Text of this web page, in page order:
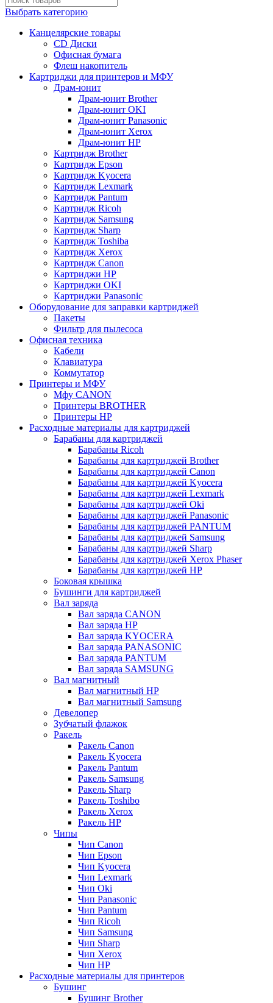
Выбрать категорию
Канцелярские товары
CD Диски
Офисная бумага
Флеш накопитель
Картриджи для принтеров и МФУ
Драм-юнит
Драм-юнит Brother
Драм-юнит OKI
Драм-юнит Panasonic
Драм-юнит Xerox
Драм-юнит НР
Картридж Brother
Картридж Epson
Картридж Kyocera
Картридж Lexmark
Картридж Pantum
Картридж Ricoh
Картридж Samsung
Картридж Sharp
Картридж Toshiba
Картридж Xerox
Картридж Сanon
Картриджи HP
Картриджи OKI
Картриджи Panasonic
Оборудование для заправки картриджей
Пакеты
Фильтр для пылесоса
Офисная техника
Кабели
Клавиатура
Коммутатор
Принтеры и МФУ
Мфу CANON
Принтеры BROTHER
Принтеры HP
Расходные материалы для картриджей
Барабаны для картриджей
Барабаны Ricoh
Барабаны для картриджей Brother
Барабаны для картриджей Canon
Барабаны для картриджей Kyocera
Барабаны для картриджей Lexmark
Барабаны для картриджей Oki
Барабаны для картриджей Panasonic
Барабаны для картриджей PANTUM
Барабаны для картриджей Samsung
Барабаны для картриджей Sharp
Барабаны для картриджей Xerox Phaser
Барабаны для картриджей НР
Боковая крышка
Бушинги для картриджей
Вал заряда
Вал заряда CANON
Вал заряда HP
Вал заряда KYOCERA
Вал заряда PANASONIC
Вал заряда PANTUM
Вал заряда SAMSUNG
Вал магнитный
Вал магнитный HP
Вал магнитный Samsung
Девелопер
Зубчатый флажок
Ракель
Ракель Canon
Ракель Kyocera
Ракель Pantum
Ракель Samsung
Ракель Sharp
Ракель Toshibo
Ракель Xerox
Ракель НР
Чипы
Чип Canon
Чип Epson
Чип Kyocera
Чип Lexmark
Чип Oki
Чип Panasonic
Чип Pantum
Чип Ricoh
Чип Samsung
Чип Sharp
Чип Xerox
Чип НР
Расходные материалы для принтеров
Бушинг
Бушинг Brother